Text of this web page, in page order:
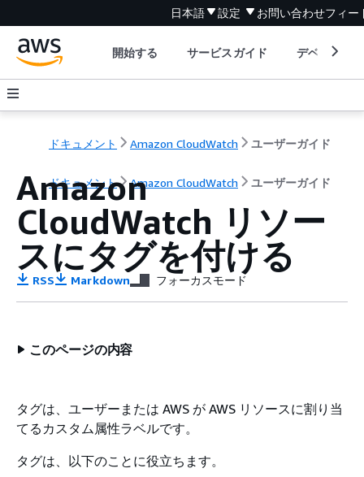
日本語 設定 お問い合わせフィー
開始する サービスガイド デベロッパ
ドキュメント Amazon CloudWatch ユーザーガイド
ドキュメント Amazon CloudWatch ユーザーガイド
Amazon
CloudWatch リソー
スにタグを付ける
RSS Markdown フォーカスモード
このページの内容
タグは、ユーザーまたは AWS が AWS リソースに割り当
てるカスタム属性ラベルです。
タグは、以下のことに役立ちます。